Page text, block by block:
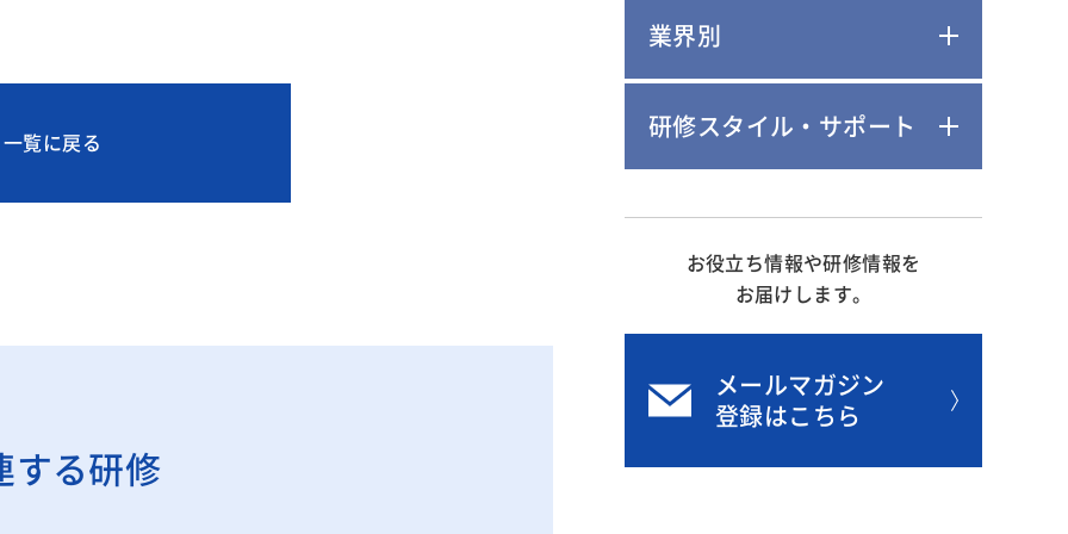
一覧に戻る
する研修
業界別
研修スタイル・サポート
お役立ち情報や研修情報を
お届けします。
メールマガジン
登録はこちら